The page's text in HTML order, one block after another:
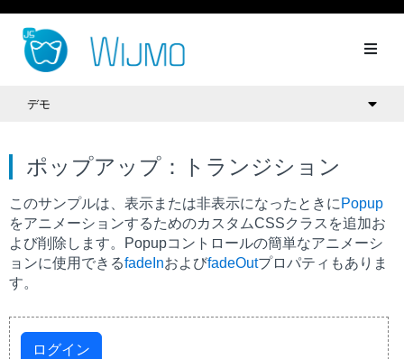
デモ
ポップアップ：トランジション
このサンプルは、表示または非表示になったときに Popup
をアニメーションするためのカスタムCSSクラスを追加お
よび削除します。
Popupコントロールの簡単なアニメーシ
ョンに使用できるfadeInおよびfadeOutプロパティもありま
す。